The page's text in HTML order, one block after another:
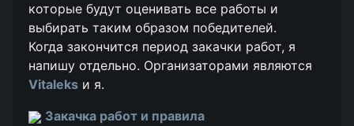
которые будут оценивать все работы и
выбирать таким образом победителей.
Когда закончится период закачки работ, я
напишу отдельно. Организаторами являются
Vitaleks и я.
Закачка работ и правила